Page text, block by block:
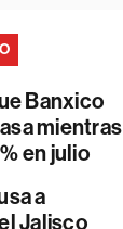
Banxico
mientras
en julio
a
Jalisco